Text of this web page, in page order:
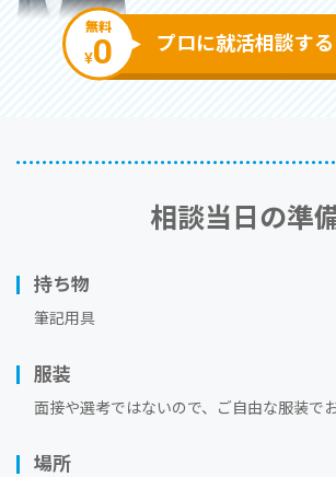
無料
¥0 プロに就活相談する
相談当⽇の準
持ち物
筆記用具
服装
⾯接や選考ではないので、ご⾃由な服装で
場所